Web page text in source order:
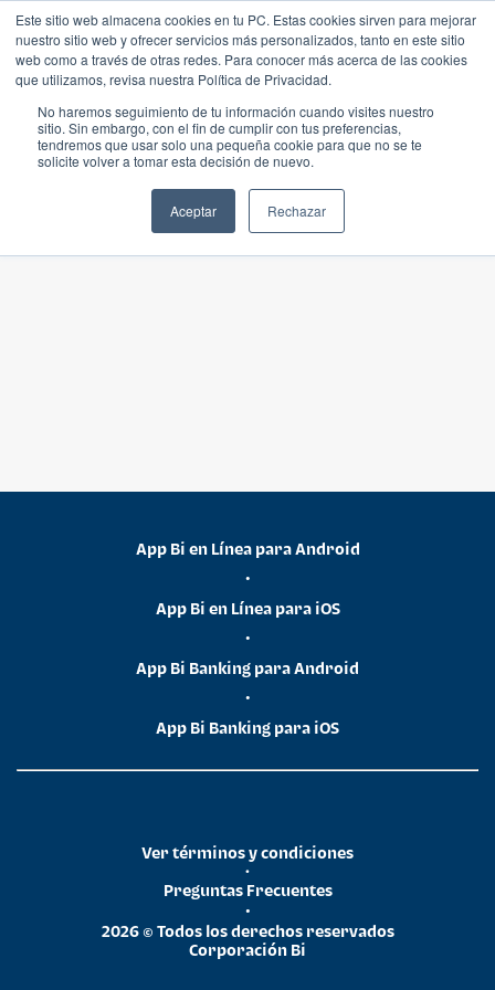
Este sitio web almacena cookies en tu PC. Estas cookies sirven para mejorar
nuestro sitio web y ofrecer servicios más personalizados, tanto en este sitio
web como a través de otras redes. Para conocer más acerca de las cookies
que utilizamos, revisa nuestra Política de Privacidad.
No haremos seguimiento de tu información cuando visites nuestro
sitio. Sin embargo, con el fin de cumplir con tus preferencias,
tendremos que usar solo una pequeña cookie para que no se te
solicite volver a tomar esta decisión de nuevo.
Aceptar Rechazar
App Bi en Línea para Android
•
App Bi en Línea para iOS
•
App Bi Banking para Android
•
App Bi Banking para iOS
2026 © Todos los derechos reservados
Corporación Bi
•
Preguntas Frecuentes
•
Ver términos y condiciones